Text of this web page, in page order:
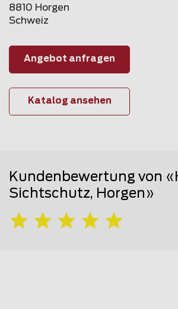
8810 Horgen
Schweiz
Angebot anfragen
Katalog ansehen
Kundenbewertung von
Sichtschutz, Horgen»